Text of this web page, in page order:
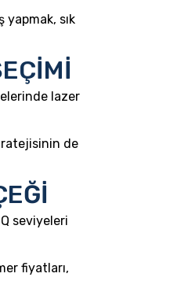
yapmak, sık
lazer
de
seviyeleri
fiyatları,